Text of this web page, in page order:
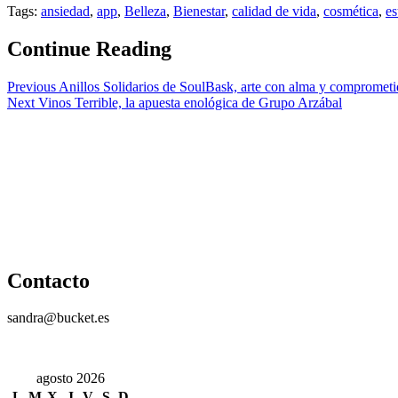
Tags: ansiedad, app, Belleza, Bienestar, calidad de vida, cosmética,
Continue Reading
Previous Anillos Solidarios de SoulBask, arte con alma y
Next Vinos Terrible, la apuesta enológica de Grupo Arzábal
Contacto
sandra@bucket.es
agosto 2026